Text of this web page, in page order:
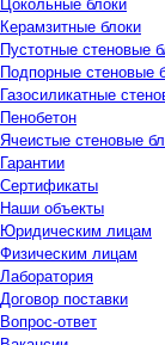
Керамзитные блоки
Пустотные стеновые
Подпорные стеновые
Газосиликатные
Пенобетон
Ячеистые стеновые
Гарантии
Сертификаты
Наши объекты
Юридическим лицам
Физическим лицам
Лаборатория
Договор поставки
Вопрос-ответ